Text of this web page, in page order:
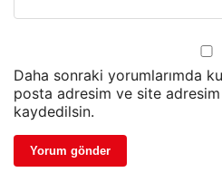
Daha sonraki yorumlarımda
posta adresim ve site adresim
kaydedilsin.